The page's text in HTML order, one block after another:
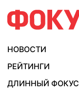
НОВОСТИ
РЕЙТИНГИ
ДЛИННЫЙ ФОКУС